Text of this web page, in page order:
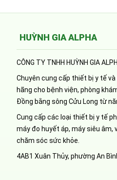
HUỲNH GIA ALPHA
CÔNG TY TNHH HUỲNH GIA
Chuyên cung cấp thiết bị y tế
hãng cho bệnh viện, phòng
Đồng bằng sông Cửu Long từ
Cung cấp các loại thiết bị y tế
máy đo huyết áp, máy siêu âm,
chăm sóc sức khỏe.
4AB1 Xuân Thủy, phường An